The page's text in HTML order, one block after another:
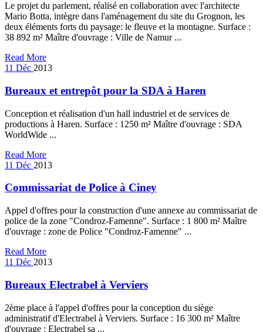
Le projet du parlement, réalisé en collaboration avec l'architecte
Mario Botta, intègre dans l'aménagement du site du Grognon, les
deux éléments forts du paysage: le fleuve et la montagne. Surface :
38 892 m² Maître d'ouvrage : Ville de Namur ...
Read More
11 Déc 2013
Bureaux et entrepôt pour la SDA à Haren
Conception et réalisation d'un hall industriel et de services de
productions à Haren. Surface : 1250 m² Maître d'ouvrage : SDA
WorldWide ...
Read More
11 Déc 2013
Commissariat de Police à Ciney
Appel d'offres pour la construction d'une annexe au commissariat de
police de la zone "Condroz-Famenne". Surface : 1 800 m² Maître
d'ouvrage : zone de Police "Condroz-Famenne" ...
Read More
11 Déc 2013
Bureaux Electrabel à Verviers
2ème place à l'appel d'offres pour la conception du siège
administratif d'Electrabel à Verviers. Surface : 16 300 m² Maître
d'ouvrage : Electrabel sa ...